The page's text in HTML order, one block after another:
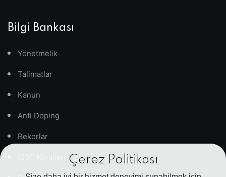
Çerez Politikası
Bilgi Bankası
Yönetmelik
Talimatlar
Kanun
Anti Doping
Rekorlar